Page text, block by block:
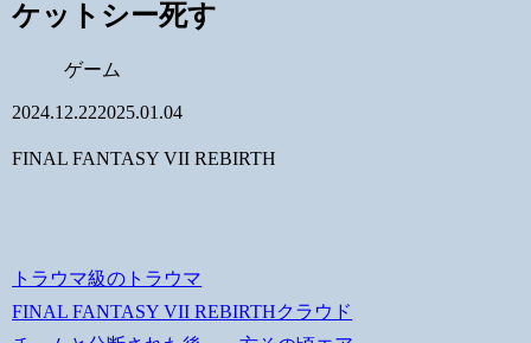
ケットシー死す
ゲーム
2024.12.222025.01.04
FINAL FANTASY VII REBIRTH
トラウマ級のトラウマ
FINAL FANTASY VII REBIRTHクラウド